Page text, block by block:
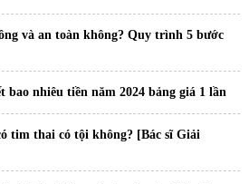
và an toàn không? Quy trình 5 bước
bao nhiêu tiền năm 2024 bảng giá 1 lần
tim thai có tội không? [Bác sĩ Giải